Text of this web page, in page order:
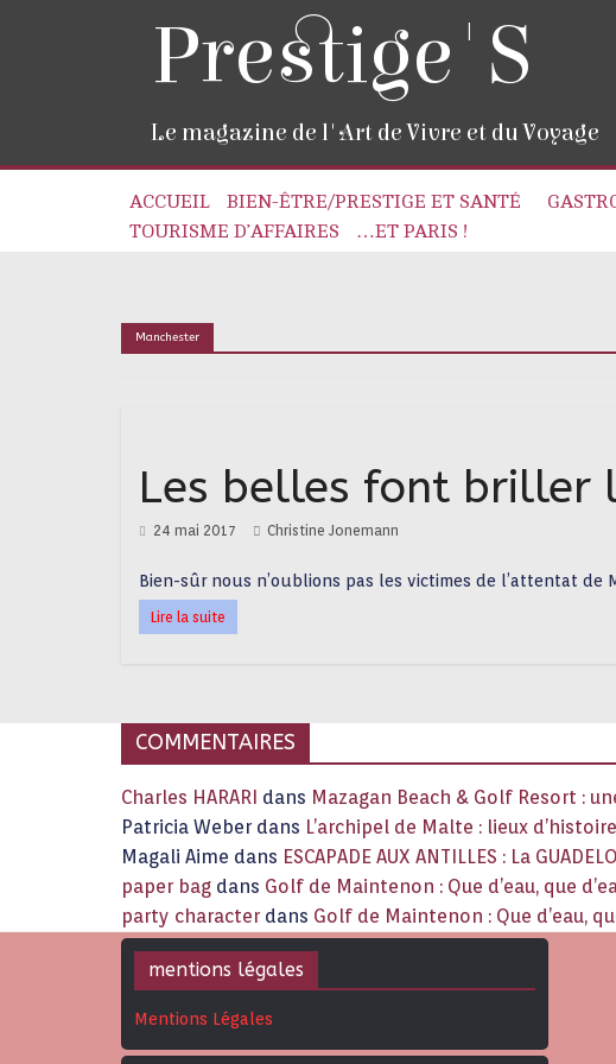
Prestige'S
Le magazine de l'Art de Vivre et du Voyage
ACCUEIL BIEN-ÊTRE/PRESTIGE ET SANTÉ
TOURISME D’AFFAIRES
…ET PARIS !
Manchester
Les belles font briller
24 mai 2017 Christine Jonemann
Bien-sûr nous n’oublions pas les victimes de l’attentat de
Lire la suite
COMMENTAIRES
Charles HARARI dans Mazagan Beach & Golf Resort :
Patricia Weber dans L’archipel de Malte : lieux
Magali Aime dans ESCAPADE AUX ANTILLES : La
paper bag dans Golf de Maintenon : Que d’eau, que
party character dans Golf de Maintenon : Que d’eau,
mentions légales
Mentions Légales